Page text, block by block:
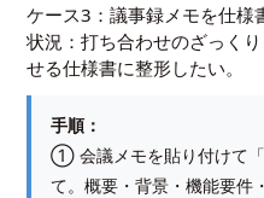
ケース3：議事録メモを仕様
状況：打ち合わせのざっく
せる仕様書に整形したい。
手順：
① 会議メモを貼り付けて
て。概要・背景・機能要件